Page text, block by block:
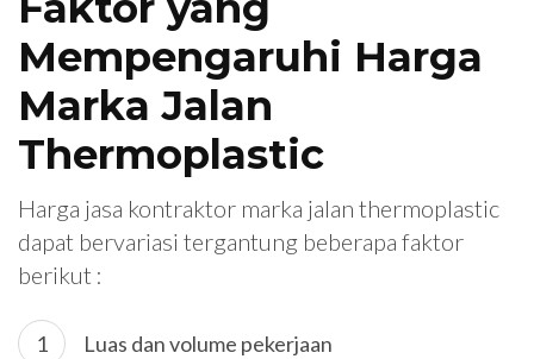
Mempengaruhi Harga
Marka Jalan
Thermoplastic
Harga jasa kontraktor marka jalan thermoplastic
dapat bervariasi tergantung beberapa faktor
berikut :
Luas dan volume pekerjaan